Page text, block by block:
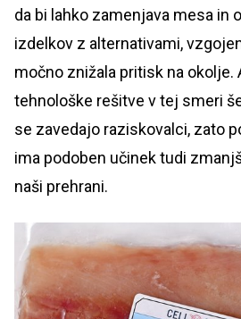
da bi lahko zamenjava mesa in
izdelkov z alternativami,
močno znižala pritisk na okolje.
tehnološke rešitve v tej smeri
se zavedajo raziskovalci, zato
ima podoben učinek tudi
naši prehrani.